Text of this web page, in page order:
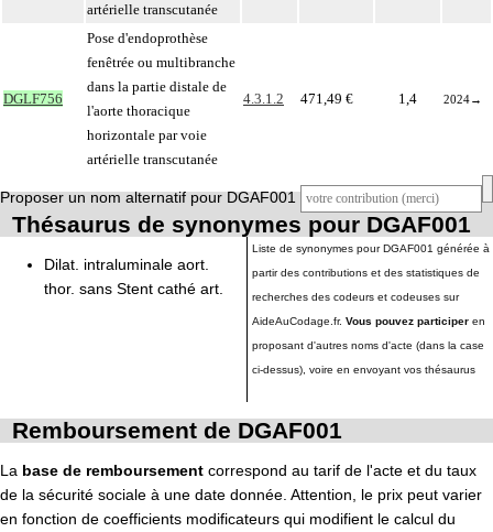
artérielle transcutanée
DGLF756
Pose d'endoprothèse
fenêtrée ou multibranche
dans la partie distale de
l'aorte thoracique
horizontale par voie
artérielle transcutanée
4.3.1.2 471,49 € 1,4 2024→
Proposer un nom alternatif pour DGAF001
Thésaurus de synonymes pour DGAF001
Dilat. intraluminale aort.
thor. sans Stent cathé art.
Liste de synonymes pour DGAF001 générée à
partir des contributions et des statistiques de
recherches des codeurs et codeuses sur
AideAuCodage.fr. Vous pouvez participer en
proposant d'autres noms d'acte (dans la case
ci-dessus), voire en envoyant vos thésaurus
Remboursement de DGAF001
La base de remboursement correspond au tarif de l'acte et du taux
de la sécurité sociale à une date donnée. Attention, le prix peut varier
en fonction de coefficients modificateurs qui modifient le calcul du